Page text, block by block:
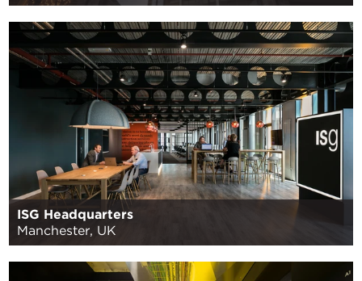
ISG Headquarters
Manchester, UK